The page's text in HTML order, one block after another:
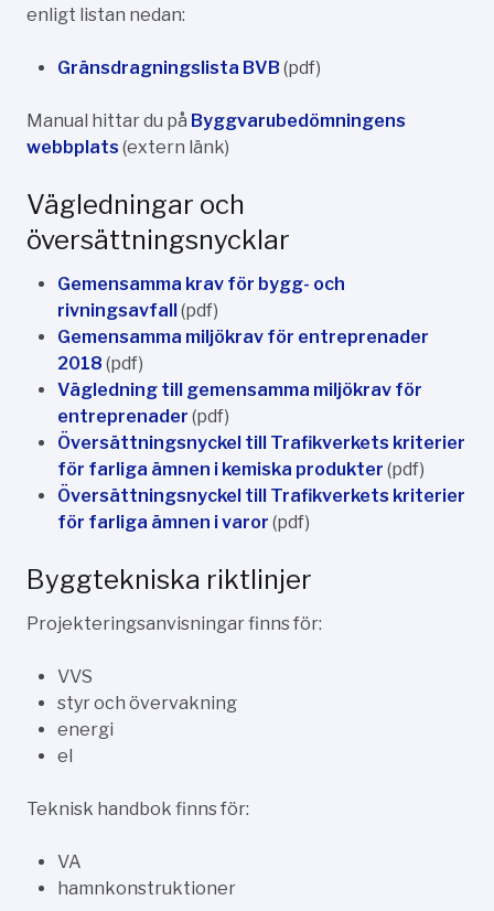
enligt listan nedan:
Gränsdragningslista BVB (pdf)
Manual hittar du på Byggvarubedömningens
webbplats (extern länk)
Vägledningar och
översättningsnycklar
Gemensamma krav för bygg- och
rivningsavfall(pdf)
Gemensamma miljökrav för entreprenader
2018 (pdf)
Vägledning till gemensamma miljökrav för
entreprenader (pdf)
Översättningsnyckel till Trafikverkets kriterier
för farliga ämnen i kemiska produkter (pdf)
Översättningsnyckel till Trafikverkets kriterier
för farliga ämnen i varor (pdf)
Byggtekniska riktlinjer
Projekteringsanvisningar finns för:
VVS
styr och övervakning
energi
el
Teknisk handbok finns för:
VA
hamnkonstruktioner